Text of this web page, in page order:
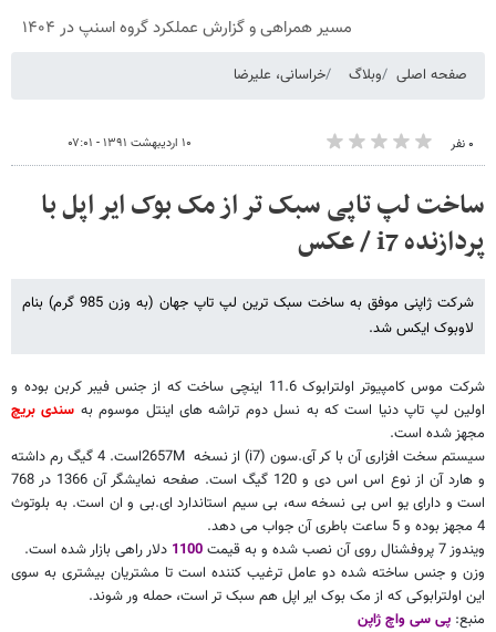
مسیر همراهی و گزارش عملکرد گروه اسنپ در ۱۴۰۴
صفحه اصلی وبلاگ خراسانی، علیرضا
۰ نفر ۱۰ اردیبهشت ۱۳۹۱ - ۰۷:۰۱
ساخت لپ تاپی سبک تر از مک بوک ایر اپل با
پردازنده i7 / عکس
شرکت ژاپنی موفق به ساخت سبک ترین لپ تاپ جهان (به وزن 985 گرم) بنام
لاوبوک ایکس شد.
شرکت موس کامپیوتر اولترابوک 11.6 اینچی ساخت که از جنس فیبر کربن بوده و
اولین لپ تاپ دنیا است که به نسل دوم تراشه های اینتل موسوم به سندی بریچ
مجهز شده است.
سیستم سخت افزاری آن با کر آی.سون (i7) از نسخه 2657M
است. 4 گیگ رم داشته
و هارد آن از نوع اس اس دی و 120 گیگ است. صفحه نمایشگر آن 1366 در 768
است و دارای یو اس بی نسخه سه، بی سیم استاندارد ای.بی و ان است. به بلوتوث
4 مجهز بوده و 5 ساعت باطری آن جواب می دهد.
ویندوز 7 پروفشنال روی آن نصب شده و به قیمت
1100 دلار راهی بازار شده است.
وزن و جنس ساخته شده دو عامل ترغیب کننده است تا مشتریان بیشتری به سوی
این اولترابوکی که از مک بوک ایر اپل هم سبک تر است، حمله ور شوند.
منبع: پی سی واچ ژاپن